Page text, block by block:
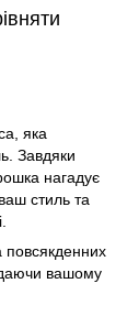
яка
Завдяки
нагадує
стиль та
повсякденних
вашому